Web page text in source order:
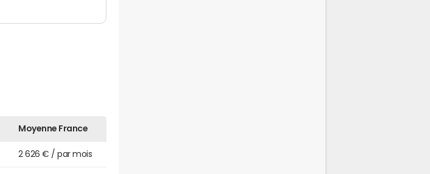
Moyenne France
2 626 € / par mois